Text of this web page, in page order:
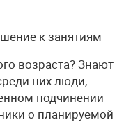
к занятиям
возраста? Знают
них люди,
подчинении
о планируемой